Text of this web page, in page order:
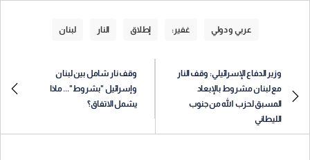
عربي و دولي غفير: إطلاق النار لبنان
وزير الدفاع الإسرائيلي: وقف النار
مع لبنان مشروط بالإبعاد
المسبق لحزب الله من جنوب
الليطاني
وقف نار شامل بين لبنان
وإسرائيل "بشروط"... ماذا
يشمل الاتفاق؟